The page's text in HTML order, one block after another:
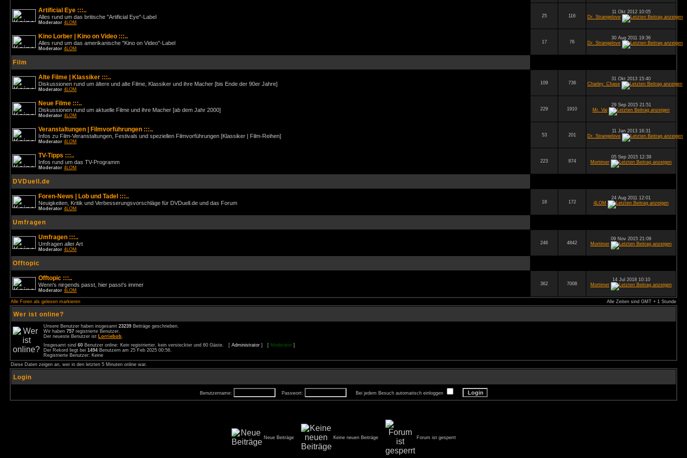
Artificial Eye :::..
Alles rund um das britische "Artificial Eye"-Label
Moderator 4LOM
25 116
11 Okt 2012 10:05
Dr. Strangelove
Kino Lorber | Kino on Video :::..
Alles rund um das amerikanische "Kino on Video"-Label
Moderator 4LOM
17 76
30 Aug 2011 19:36
Dr. Strangelove
Film
Alte Filme | Klassiker :::..
Diskussionen rund um ältere und alte Filme, Klassiker und ihre Macher [bis Ende der 90er Jahre]
Moderator 4LOM
109 736
31 Okt 2013 15:40
Charley_Chase
Neue Filme :::..
Diskussionen rund um aktuelle Filme und ihre Macher [ab dem Jahr 2000]
Moderator 4LOM
229 1910
29 Sep 2015 21:51
Mr. Vai
Veranstaltungen | Filmvorführungen :::..
Infos zu Film-Veranstaltungen, Festivals und speziellen Filmvorführungen [Klassiker | Film-Reihen]
Moderator 4LOM
53 201
11 Jan 2013 16:31
Dr. Strangelove
TV-Tipps :::..
Infos rund um das TV-Programm
Moderator 4LOM
223 874
05 Sep 2015 12:39
Mortimer
DVDuell.de
Foren-News | Lob und Tadel :::..
Neuigkeiten, Kritik und Verbesserungsvorschläge für DVDuell.de und das Forum
Moderator 4LOM
18 172
24 Aug 2011 12:01
4LOM
Umfragen
Umfragen :::..
Umfragen aller Art
Moderator 4LOM
246 4842
09 Nov 2015 21:09
Mortimer
Offtopic
Offtopic :::..
Wenn's nirgends passt, hier passt's immer
Moderator 4LOM
362 7008
14 Jul 2018 10:10
Mortimer
Alle Foren als gelesen markieren Alle Zeiten sind GMT + 1 Stunde
Wer ist online?
Unsere Benutzer haben insgesamt 23239 Beiträge geschrieben.
Wir haben 757 registrierte Benutzer.
Der neueste Benutzer ist Lorriebob.
Insgesamt sind 60 Benutzer online: Kein registrierter, kein versteckter und 60 Gäste. [ Administrator ] [ Moderator ]
Der Rekord liegt bei 1494 Benutzern am 25 Feb 2025 00:56.
Registrierte Benutzer: Keine
Diese Daten zeigen an, wer in den letzten 5 Minuten online war.
Login
Benutzername: Passwort: Bei jedem Besuch automatisch einloggen
Neue Beiträge Keine neuen Beiträge Forum ist gesperrt